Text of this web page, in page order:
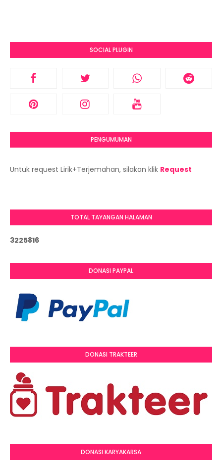
SOCIAL PLUGIN
PENGUMUMAN
Untuk request Lirik+Terjemahan, silakan klik Request
TOTAL TAYANGAN HALAMAN
3225816
DONASI PAYPAL
DONASI TRAKTEER
DONASI KARYAKARSA